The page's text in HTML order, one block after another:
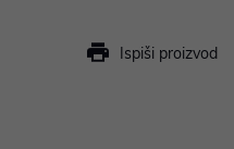
Ispiši proizvod